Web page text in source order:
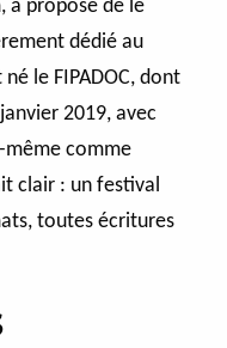
a proposé de le
dédié au
le FIPADOC, dont
2019, avec
même comme
clair : un festival
toutes écritures